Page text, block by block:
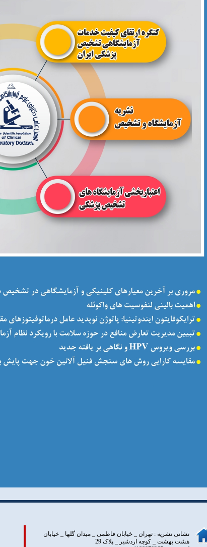
نشانی نشریه : تهران _ خيابان فاطمی _ ميدان گلها _ خيابان
هشت بهشت _ کوچه اردشير _ پلاک 29